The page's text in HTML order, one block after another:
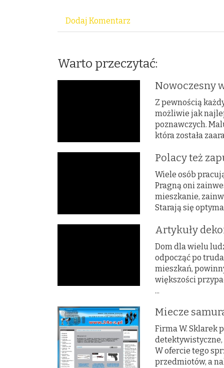
Dodaj Komentarz
Warto przeczytać:
Nowoczesny
Z pewnością
możliwie jak
poznawczych.
która została
Polacy też
Wiele osób
Pragną oni
mieszkanie,
Starają się
Artykuły
Dom dla wielu
odpocząć po
mieszkań,
większości
...
Miecze
Firma W. Sklarek
detektywistyczne,
W ofercie tego
przedmiotów, a